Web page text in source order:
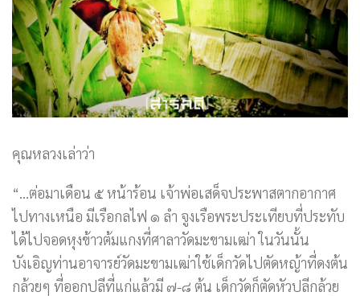
คุณหลวงเล่าว่า
“…ต่อมาเดือน ๕ หน้าร้อน เจ้าพ่อเสด็จประพาสตากอากาศ
ไปทางเหนือ มีเรือกลไฟ ๑ ลำ จูงเรือพระประเทียบที่ประทับ
ได้ไปจอดหุงข้าวต้มแกงที่ศาลาวัดมะขามเฒ่า ในวันนั้น
บังเอิญท่านอาจารย์วัดมะขามเฒ่าใช้เด็กวัดไปตัดหญ้าที่ดงต้น
กล้วยๆ ที่ออกปลีที่แก่แล้วมี ๗-๘ ต้น เด็กวัดก็ตัดหัวปลีกล้วย